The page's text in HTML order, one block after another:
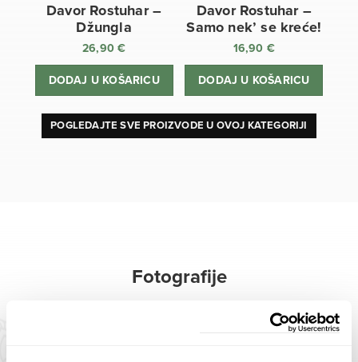
Davor Rostuhar –
Džungla
26,90€
DODAJ U KOŠARICU
Davor Rostuhar –
Samo nek’ se kreće!
16,90 €
DODAJ U KOŠARICU
POGLEDAJTE SVE PROIZVODE U OVOJ KATEGORIJI
Fotografije